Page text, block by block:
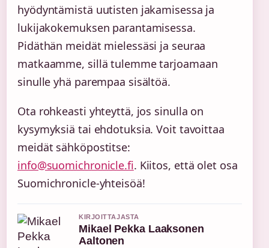
hyödyntämistä uutisten jakamisessa ja
lukijakokemuksen parantamisessa.
Pidäthän meidät mielessäsi ja seuraa
matkaamme, sillä tulemme tarjoamaan
sinulle yhä parempaa sisältöä.
Ota rohkeasti yhteyttä, jos sinulla on
kysymyksiä tai ehdotuksia. Voit tavoittaa
meidät sähköpostitse:
info@suomichronicle.fi. Kiitos, että olet osa
Suomichronicle-yhteisöä!
KIRJOITTAJASTA
Mikael Pekka Laaksonen
Aaltonen